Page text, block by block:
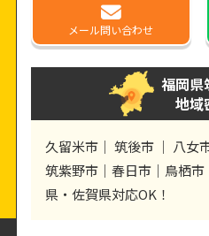
メール問い合わせ
福岡県
地域
久留米市｜ 筑後市 ｜ 八女
筑紫野市｜春日市｜鳥栖
県・佐賀県対応OK！